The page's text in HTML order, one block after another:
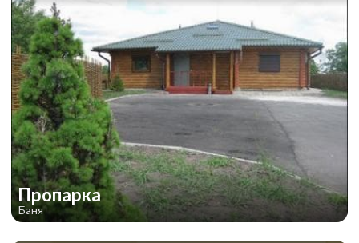
Пропарка
Баня